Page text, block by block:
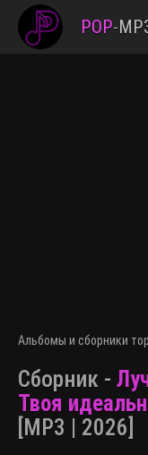
POP-
Альбомы и сборники
Сборник -
Твоя
[MP3 | 2026]